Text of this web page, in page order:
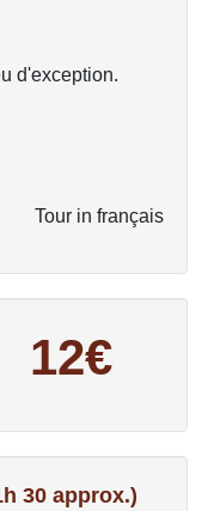
d'exception.
Tour in français
12€
30 approx.)